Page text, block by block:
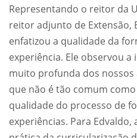
Representando o reitor da
reitor adjunto de Extensão,
enfatizou a qualidade da
experiência. Ele observou
muito profunda dos
que não é tão comum
qualidade do processo de
experiências. Para Edvaldo,